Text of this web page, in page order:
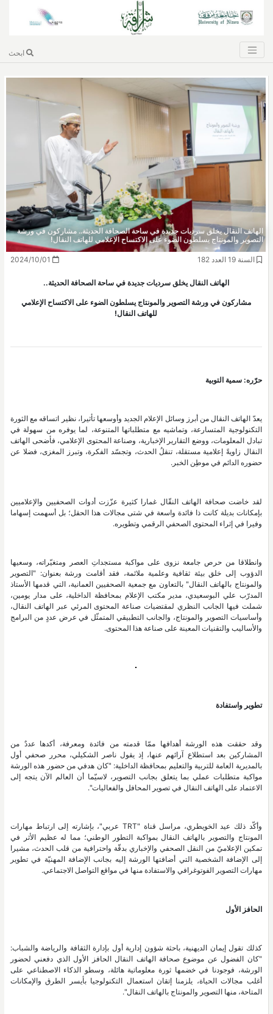
ابحث
الهاتف النقال يخلق سرديات جديدة في ساحة الصحافة الحديثة.. مشاركون في ورشة
التصوير والمونتاج يسلطون الضوء على الاكتساح الإعلامي للهاتف النقال!
السنة 19 العدد 182
الهاتف النقال يخلق سرديات جديدة في ساحة الصحافة الحديثة..
مشاركون في ورشة التصوير والمونتاج يسلطون الضوء على الاكتساح الإعلامي
للهاتف النقال!
حرّره: سمية التوبية
يعدّ الهاتف النقال من أبرز وسائل الإعلام الجديد وأوسعها تأثيرا، نظير اتساقه مع الثورة
التكنولوجية المتسارعة، وتماشيه مع متطلباتها المتنوعة، لما يوفره من سهولة في
تبادل المعلومات، ووضع التقارير الإخبارية، وصناعة المحتوى الإعلامي، فأضحى الهاتف
النقال زاويةً إعلامية مستقلة، تنقلُ الحدث، وتجسّد الفكرة، وتبرز المغزى، فضلا عن
حضوره الدائم في موطِن الخبر.
لقد خاضت صحافة الهاتف النقّال غمارا كثيرة عزّزت أدوات الصحفيين والإعلاميين
بإمكانات بديلة كانت ذا فائدة واسعة في شتى مجالات هذا الحقل؛ بل أسهمت إسهاما
وفيرا في إثراء المحتوى الصحفي الرقمي وتطويره.
وانطلاقا من حرص جامعة نزوى على مواكبة مستجداتِ العصر ومتغيّراته، وسعيها
الدؤوب إلى خلق بيئة ثقافية وعلمية ملائمة، فقد أقامت ورشة بعنوان: "التصوير
والمونتاج بالهاتف النقال" بالتعاون مع جمعية الصحفيين العمانية، التي قدمها الأستاذ
المدرّب علي البوسعيدي، مدير مكتب الإعلام بمحافظة الداخلية، على مدار يومين،
شملت فيها الجانب النظري لمقتضيات صناعة المحتوى المرئي عبر الهاتف النقال،
وأساسيات التصوير والمونتاج، والجانب التطبيقي المتمثّل في عرض عددٍ من البرامج
والأساليب والتقنيات المعينة على صناعة هذا المحتوى.
تطوير واستفادة
وقد حققت هذه الورشة أهدافها ممّا قدمته من فائدة ومعرفة، أكدها عددٌ من
المشاركين بعد استطلاع آرائهم عنها، إذ يقول ناصر الشكيلي، محرر صحفي أول
بالمديرية العامة للتربية والتعليم بمحافظة الداخلية: "كان هدفي من حضور هذه الورشة
مواكبة متطلبات عملي بما يتعلق بجانب التصوير، لاسيّما أن العالم الآن يتجه إلى
الاعتماد على الهاتف النقال في تصوير المحافل والفعاليات".
وأكّد ذلك عيد الخويطري، مراسل قناة "TRT عربي"، بإشارته إلى ارتباط مهارات
المونتاج والتصوير بالهاتف النقال بمواكبة التطور الوطني؛ مما له عظيم الأثر في
تمكين الإعلاميّ من النقل الصحفي والإخباري بدقّة واحترافية من قلب الحدث، مشيرا
إلى الإضافة الشخصية التي أضافتها الورشة إليه بجانب الإضافة المهنيّة في تطوير
مهارات التصوير الفوتوغرافي والاستفادة منها في مواقع التواصل الاجتماعي.
الحافز الأول
كذلك تقول إيمان الديهنية، باحثة شؤون إدارية أول بإدارة الثقافة والرياضة والشباب:
"كان الفضول عن موضوع صحافة الهاتف النقال الحافز الأول الذي دفعني لحضور
الورشة، فوجودنا في خضمها ثورة معلوماتية هائلة، وسطو الذكاء الاصطناعي على
أغلب مجالات الحياة، يلزمنا إتقان استعمال التكنولوجيا بأيسر الطرق والإمكانات
المتاحة، منها التصوير والمونتاج بالهاتف النقال".